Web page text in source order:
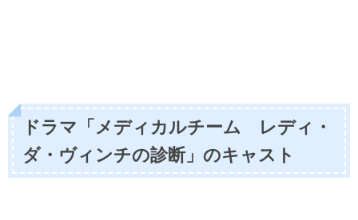
ドラマ「 メディカルチーム レディ・
ダ・ヴィンチの診断」のキャスト